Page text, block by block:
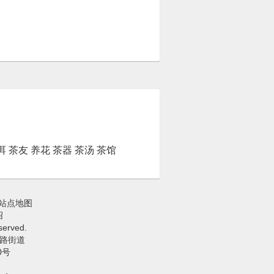
茶友 养花 茶器 茶汤 茶馆
点地图
街道
号